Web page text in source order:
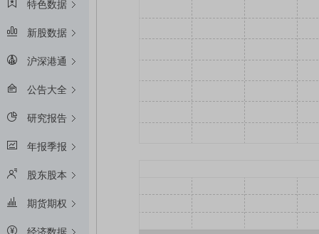
特色数据
新股数据
沪深港通
公告大全
研究报告
年报季报
股东股本
期货期权